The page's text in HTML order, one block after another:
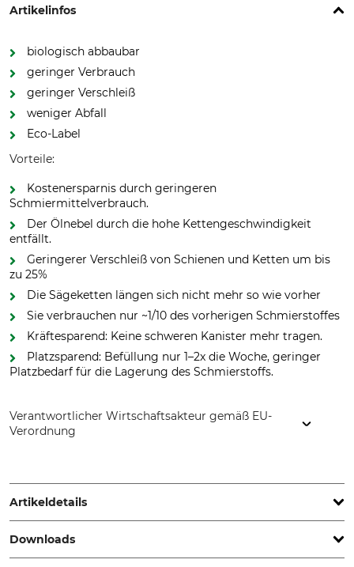
Artikelinfos
biologisch abbaubar
geringer Verbrauch
geringer Verschleiß
weniger Abfall
Eco-Label
Vorteile:
Kostenersparnis durch geringeren
Schmiermittelverbrauch.
Der Ölnebel durch die hohe Kettengeschwindigkeit
entfällt.
Geringerer Verschleiß von Schienen und Ketten um bis
zu 25%
Die Sägeketten längen sich nicht mehr so wie vorher
Sie verbrauchen nur ~1/10 des vorherigen Schmierstoffes
Kräftesparend: Keine schweren Kanister mehr tragen.
Platzsparend: Befüllung nur 1–2x die Woche, geringer
Platzbedarf für die Lagerung des Schmierstoffs.
Verantwortlicher Wirtschaftsakteur gemäß EU-
Verordnung
www.kajo.de
Artikeldetails
Marke
Kajo
Kettenschmierfett
Downloads